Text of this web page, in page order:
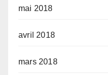
mai 2018
avril 2018
mars 2018